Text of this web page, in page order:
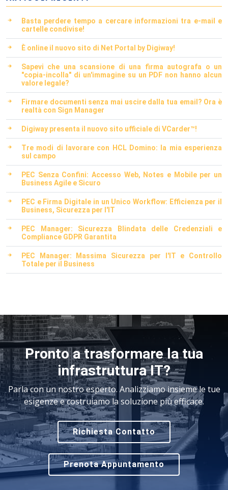
Basta perdere tempo a cercare informazioni tra e-mail e
cartelle condivise!
È online il nuovo sito di Net Portal by Digiway!
Sapevi che una scansione di una firma autografa o un
"copia-incolla" di un'immagine su un PDF non hanno alcun
valore legale?
Firmare documenti senza mai uscire dalla tua email? Ora è
realtà con Sign Manager
Digiway presenta il nuovo sito ufficiale di VCarder™!
Tre modi di lavorare con HCL Domino: la mia esperienza
sul campo
PEC Senza Confini: Accesso Web, Notes e Mobile per un
Business Agile e Sicuro
PEC e Firma Digitale in un Unico Workflow: Efficienza per il
Business, Sicurezza per l'IT
PEC Manager: Sicurezza Blindata delle Credenziali e
Compliance GDPR Garantita
PEC Manager: Massima Sicurezza per l'IT e Controllo
Totale per il Business
Pronto a trasformare la tua
infrastruttura IT?
Parla con un nostro esperto. Analizziamo insieme le tue
esigenze e costruiamo la soluzione più efficace.
Richiesta Contatto
Prenota Appuntamento